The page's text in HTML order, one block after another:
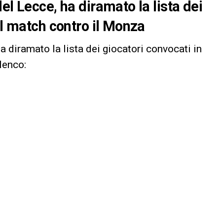
Lecce, ha diramato la lista dei
contro il Monza
diramato la lista dei giocatori convocati in